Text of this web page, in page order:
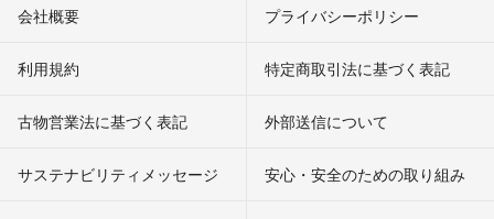
会社概要 プライバシーポリシー
利用規約 特定商取引法に基づく表記
古物営業法に基づく表記 外部送信について
サステナビリティメッセージ 安心・安全のための取り組み